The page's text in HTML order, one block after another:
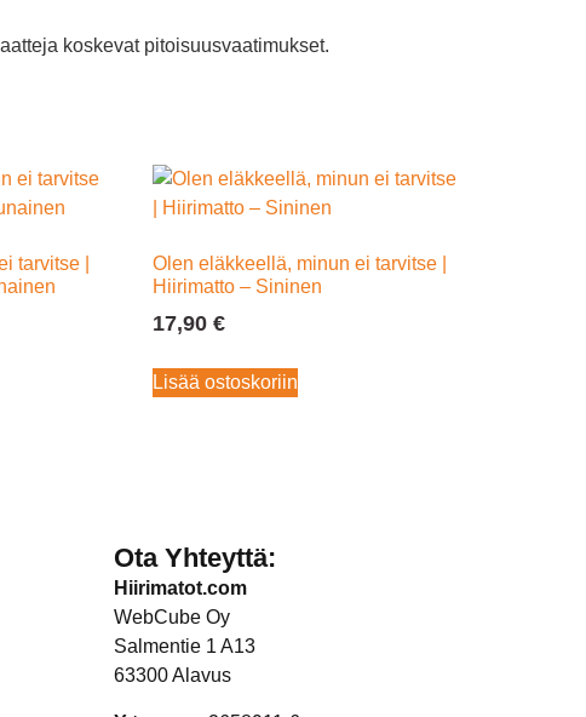
koskevat pitoisuusvaatimukset.
tarvitse |
Olen eläkkeellä, minun ei tarvitse |
Hiirimatto – Sininen
17,90€
Lisää ostoskoriin
Ota Yhteyttä:
Hiirimatot.com
WebCube Oy
Salmentie 1 A13
63300 Alavus